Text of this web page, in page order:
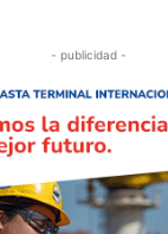
- publicidad -